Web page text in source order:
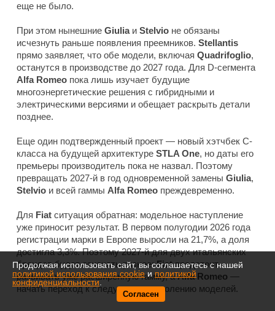
еще не было.
При этом нынешние Giuliaи Stelvio не обязаны
исчезнуть раньше появления преемников. Stellantis
прямо заявляет, что обе модели, включая Quadrifoglio,
останутся в производстве до 2027 года. Для D-сегмента
Alfa Romeo пока лишь изучает будущие
многоэнергетические решения с гибридными и
электрическими версиями и обещает раскрыть детали
позднее.
Еще один подтвержденный проект — новый хэтчбек C-
класса на будущей архитектуре STLA One, но даты его
премьеры производитель пока не назвал. Поэтому
превращать 2027-й в год одновременной замены Giulia,
Stelvio и всей гаммы Alfa Romeo преждевременно.
Для Fiat ситуация обратная: модельное наступление
уже приносит результат. В первом полугодии 2026 года
регистрации марки в Европе выросли на 21,7%, а доля
достигла 3,3%. Поэтому 2027-й для двух итальянских
брендов будет означать разное:Fiatпредстоит
развивать уже расширенную гамму, аAlfa Romeo —
начать переход к следующему поколению моделей.
Продолжая использовать сайт, вы соглашаетесь с нашей
политикой использования cookieиполитикой
конфиденциальности.
Согласен